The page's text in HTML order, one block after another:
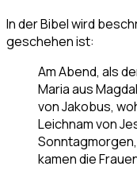
In der Bibel wird
geschehen ist:
Am Abend, als
Maria aus
von Jakobus,
Leichnam von
kamen die